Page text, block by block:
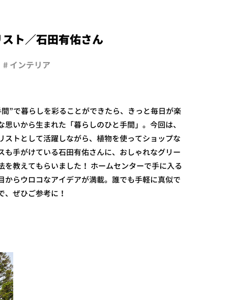
ト／石田有佑さん
# インテリア
”で暮らしを彩ることができたら、きっと毎日が楽
思いから生まれた「暮らしのひと手間」。今回は、
ストとして活躍しながら、植物を使ってショップな
も手がけている石田有佑さんに、おしゃれなグリー
を教えてもらいました！ ホームセンターで手に入る
からウロコなアイデアが満載。誰でも手軽に真似で
、ぜひご参考に！